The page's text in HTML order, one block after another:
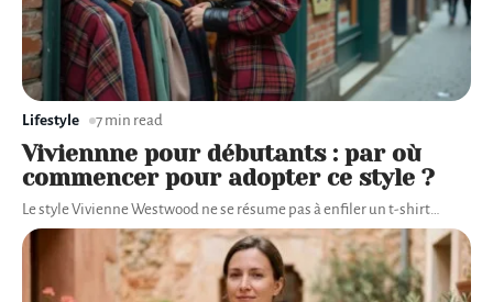
Viviennne pour débutants : par où
commencer pour adopter ce style ?
Le style Vivienne Westwood ne se résume pas à enfiler un t-shirt…
Lifestyle 7 min read